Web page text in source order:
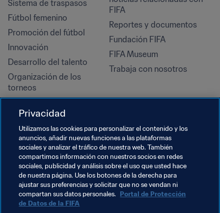
Sistema de traspasos
Fútbol femenino
Promoción del fútbol
Innovación
Desarrollo del talento
Organización de los
torneos
Derechos humanos y lucha
contra la discriminación
Salud y atención médica
Iniciativas educativas
FIFA
Reportes y documentos
Fundación FIFA
FIFA Museum
Trabaja con nosotros
Privacidad
Utilizamos las cookies para personalizar el contenido y los
anuncios, añadir nuevas funciones a las plataformas
sociales y analizar el tráfico de nuestra web. También
compartimos información con nuestros socios en redes
sociales, publicidad y análisis sobre el uso que usted hace
de nuestra página. Use los botones de la derecha para
ajustar sus preferencias y solicitar que no se vendan ni
compartan sus datos personales. Portal de Protección
de Datos de la FIFA